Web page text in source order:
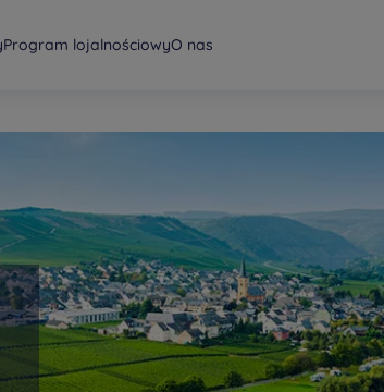
Program lojalnościowyO nas